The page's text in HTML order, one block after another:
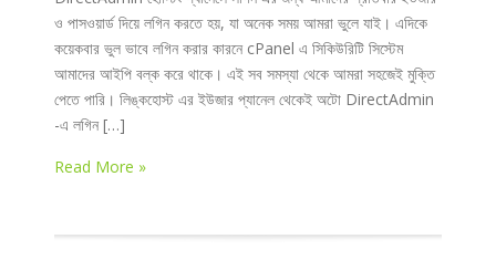
ও পাসওয়ার্ড দিয়ে লগিন করতে হয়, যা অনেক সময় আমরা ভুলে যাই। এদিকে
কয়েকবার ভুল ভাবে লগিন করার কারনে cPanel এ সিকিউরিটি সিস্টেম
আমাদের আইপি বল্ক করে থাকে। এই সব সমস্যা থেকে আমরা সহজেই মুক্তি
পেতে পারি। লিঙ্কহোস্ট এর ইউজার প্যানেল থেকেই অটো DirectAdmin
-এ লগিন […]
Read More »